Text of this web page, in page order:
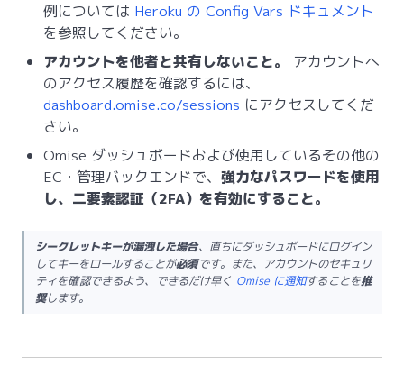
例については Heroku の Config Vars ドキュメント
を参照してください。
アカウントを他者と共有しないこと。
アカウントへ
のアクセス履歴を確認するには、
dashboard.omise.co/sessions にアクセスしてくだ
さい。
Omise ダッシュボードおよび使用しているその他の
EC・管理バックエンドで、 強力なパスワードを使用
し、二要素認証（2FA）を有効にすること。
シークレットキーが漏洩した場合、直ちにダッシュボードにログイン
してキーをロールすることが必須です。また、アカウントのセキュリ
ティを確認できるよう、できるだけ早く Omise に通知することを推
奨します。